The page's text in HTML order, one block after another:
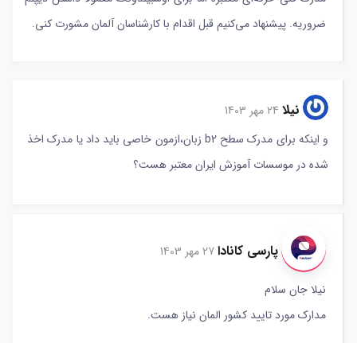
ضروریه. پیشنهاد می‌کنیم قبل اقدام با کارشناسان آلمان مشورت کنی.
نیلا 24 مهر 1403
و اینکه برای مدرک سطح b2 زبان،ازمون خاصی باید داد یا مدرک اخذ
شده در موسسات آموزش ایران معتبر هست؟
پارسی کانادا27 مهر 1403
نیلا جان سلام
مدارک مورد تایید کشور المان نیاز هست.